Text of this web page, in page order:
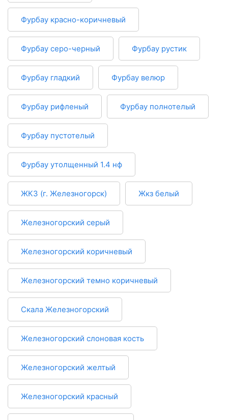
Фурбау красно-коричневый
Фурбау серо-черный Фурбау рустик
Фурбау гладкий Фурбау велюр
Фурбау рифленый Фурбау полнотелый
Фурбау пустотелый
Фурбау утолщенный 1.4 нф
ЖКЗ (г. Железногорск) Жкз белый
Железногорский серый
Железногорский коричневый
Железногорский темно коричневый
Скала Железногорский
Железногорский слоновая кость
Железногорский желтый
Железногорский красный